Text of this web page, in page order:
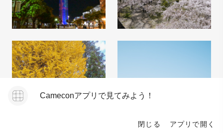
Cameconアプリで見てみよう！
閉じる アプリで開く